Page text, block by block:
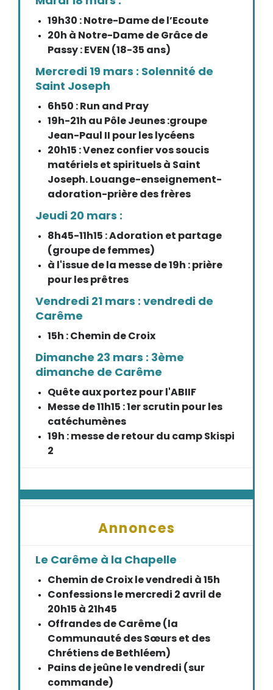
19h30 : Notre-Dame de l’Ecoute
20h à Notre-Dame de Grâce de
Passy : EVEN (18-35 ans)
Mercredi 19 mars : Solennité de
Saint Joseph
6h50 : Run and Pray
19h-21h au Pôle Jeunes :groupe
Jean-Paul II pour les lycéens
20h15 : Venez confier vos soucis
matériels et spirituels à Saint
Joseph. Louange-enseignement-
adoration-prière des frères
Jeudi 20 mars :
8h45-11h15 : Adoration et partage
(groupe de femmes)
à l'issue de la messe de 19h : prière
pour les prêtres
Vendredi 21 mars : vendredi de
Carême
15h : Chemin de Croix
Dimanche 23 mars : 3ème
dimanche de Carême
Quête aux portez pour l'ABIIF
Messe de 11h15 : 1er scrutin pour les
catéchumènes
19h : messe de retour du camp Skispi
2
Annonces
Le Carême à la Chapelle
Chemin de Croix le vendredi à 15h
Confessions le mercredi 2 avril de
20h15 à 21h45
Offrandes de Carême (la
Communauté des Sœurs et des
Chrétiens de Bethléem)
Pains de jeûne le vendredi (sur
commande)